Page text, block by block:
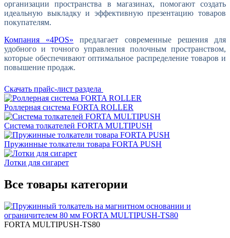
организации пространства в магазинах, помогают создать
идеальную выкладку и эффективную презентацию товаров
покупателям.
Компания «4POS» предлагает современные решения для
удобного и точного управления полочным пространством,
которые обеспечивают оптимальное распределение товаров и
повышение продаж.
Скачать прайс-лист раздела
Роллерная система FORTA ROLLER
Система толкателей FORTA MULTIPUSH
Пружинные толкатели товара FORTA PUSH
Лотки для сигарет
Все товары категории
FORTA MULTIPUSH-TS80